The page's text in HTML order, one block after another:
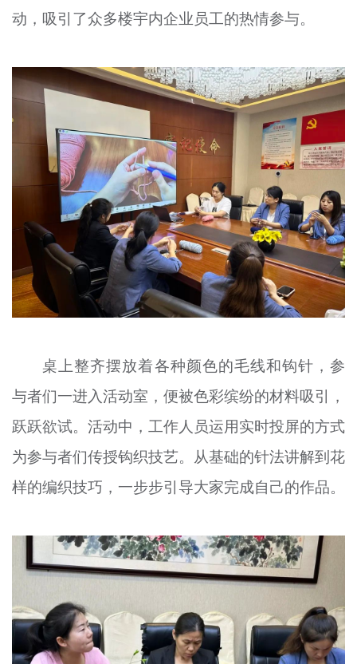
文明评论
宣传思想文化人才
专题
资料库
+
动，吸引了众多楼宇内企业员工的热情参与。
桌上整齐摆放着各种颜色的毛线和钩针，参
与者们一进入活动室，便被色彩缤纷的材料吸引，
跃跃欲试。活动中，工作人员运用实时投屏的方式
为参与者们传授钩织技艺。从基础的针法讲解到花
样的编织技巧，一步步引导大家完成自己的作品。